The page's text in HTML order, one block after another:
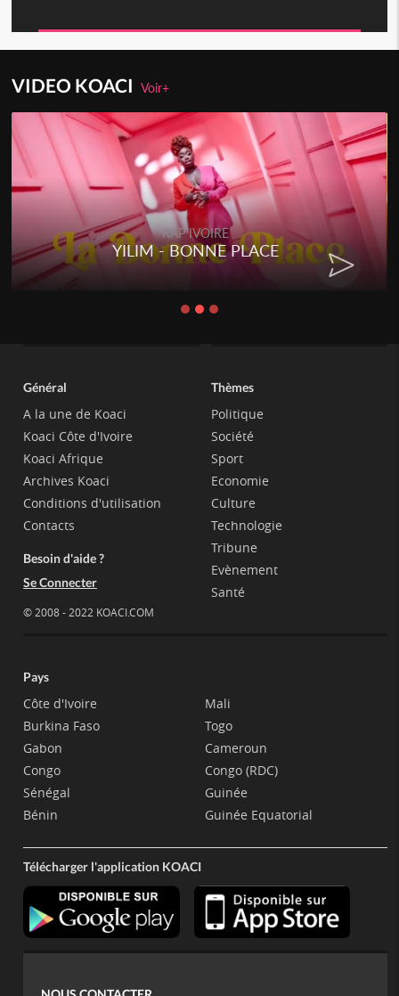
VIDEO KOACIVoir+
RAP IVOIRE
YILIM - BONNE PLACE
Général
A la une de Koaci
Koaci Côte d'Ivoire
Koaci Afrique
Archives Koaci
Conditions d'utilisation
Contacts
Besoin d'aide ?
Se Connecter
© 2008 - 2022 KOACI.COM
Thèmes
Politique
Société
Sport
Economie
Culture
Technologie
Tribune
Evènement
Santé
Pays
Côte d'Ivoire
Burkina Faso
Gabon
Congo
Sénégal
Bénin
Mali
Togo
Cameroun
Congo (RDC)
Guinée
Guinée Equatorial
Télécharger l'application KOACI